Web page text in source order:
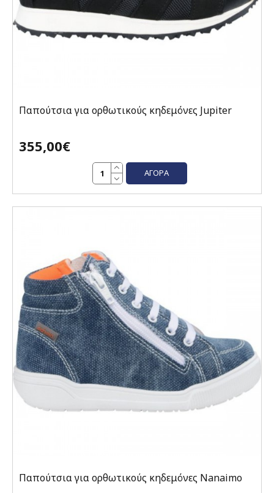
Παπούτσια για ορθωτικούς κηδεμόνες Jupiter
355,00€
ΑΓΟΡΆ
Παπούτσια για ορθωτικούς κηδεμόνες Nanaimo